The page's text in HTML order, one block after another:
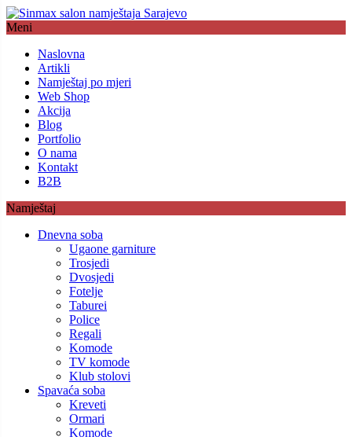
Meni
Naslovna
Artikli
Namještaj po mjeri
Web Shop
Akcija
Blog
Portfolio
O nama
Kontakt
B2B
Namještaj
Dnevna soba
Ugaone garniture
Trosjedi
Dvosjedi
Fotelje
Taburei
Police
Regali
Komode
TV komode
Klub stolovi
Spavaća soba
Kreveti
Ormari
Komode